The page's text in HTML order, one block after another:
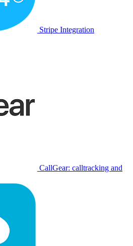
Stripe Integration
CallGear: calltracking and